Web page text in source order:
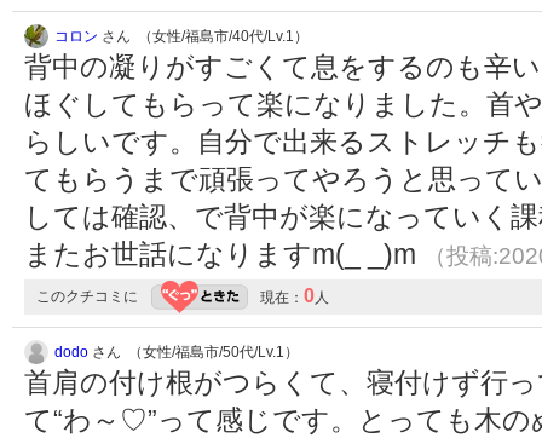
コロン さん （女性/福島市/40代/Lv.1）
背中の凝りがすごくて息をするのも辛
ほぐしてもらって楽になりました。首
らしいです。自分で出来るストレッチ
てもらうまで頑張ってやろうと思って
しては確認、で背中が楽になっていく
またお世話になりますm(_ _)m
（投稿
このクチコミに 現在： 0人
dodo さん （女性/福島市/50代/Lv.1）
首肩の付け根がつらくて、寝付けず行
て“わ～♡”って感じです。とっても木